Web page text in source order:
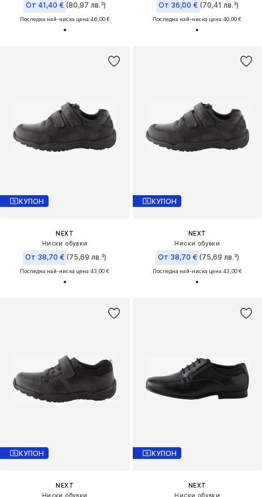
От 41,40 € (80,97 лв.³)
Последна най-ниска цена:46,00 €
От 36,00 € (70,41 лв.³)
Последна най-ниска цена:40,00 €
КУПОН
NEXT
Ниски обувки
От 38,70 € (75,69 лв.³)
Последна най-ниска цена:43,00 €
КУПОН
NEXT
Ниски обувки
От 38,70 € (75,69 лв.³)
Последна най-ниска цена:43,00 €
КУПОН
NEXT
Ниски обувки
КУПОН
NEXT
Ниски обувки